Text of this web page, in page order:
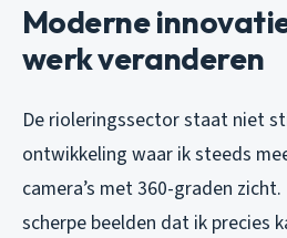
Moderne
werk veranderen
De rioleringssector staat niet
ontwikkeling waar ik steeds
camera’s met 360-graden
scherpe beelden dat ik precies